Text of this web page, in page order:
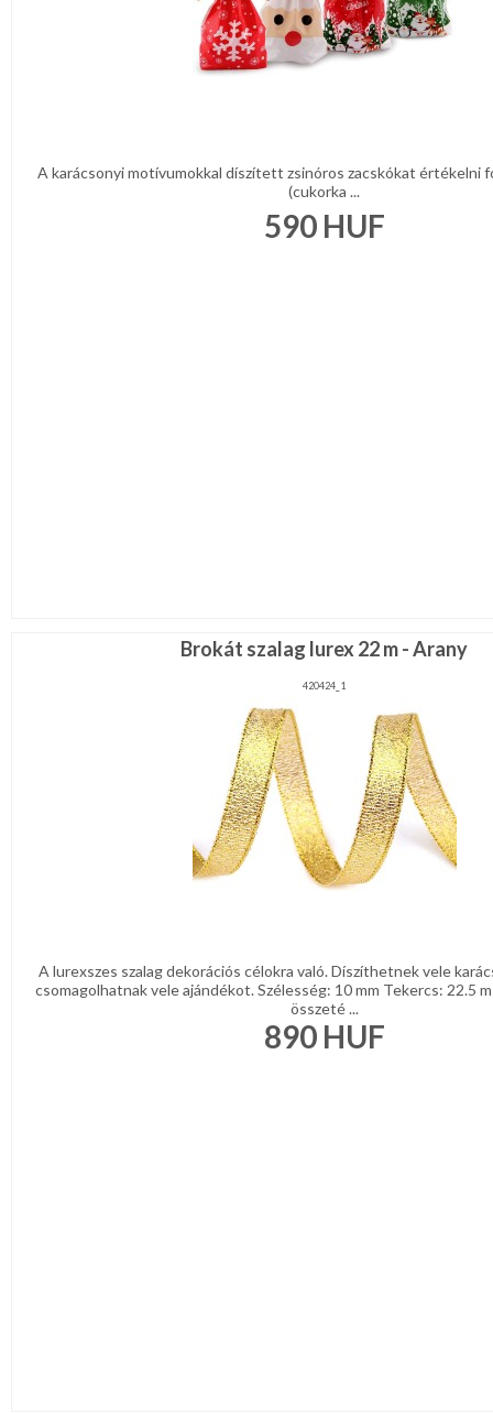
A karácsonyi motívumokkal díszített zsinóros zacskókat értékelni
(cukorka ...
590HUF
Brokát szalag lurex 22 m - Arany
420424_1
A lurexszes szalag dekorációs célokra való. Díszíthetnek vele
csomagolhatnak vele ajándékot. Szélesség: 10 mm Tekercs: 22.5
összeté ...
890HUF